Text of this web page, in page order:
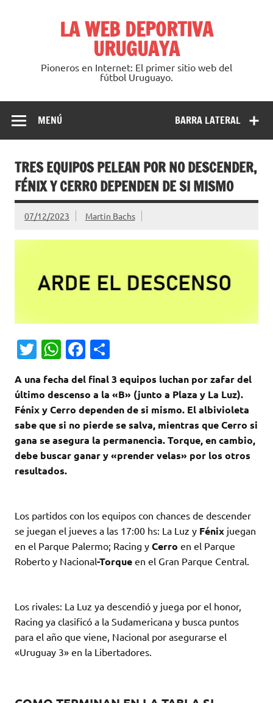
LA WEB DEPORTIVA
URUGUAYA
Pioneros en Internet: El primer sitio web del
fútbol Uruguayo.
BARRA LATERAL
MENÚ
TRES EQUIPOS PELEAN POR NO DESCENDER,
FÉNIX Y CERRO DEPENDEN DE SI MISMO
07/12/2023 Martin Bachs
T
it
te
r
W
at
s
A
p
p
Fa
e
b
o
o
k
m
p
ar
ti
r
A una fecha del final 3 equipos luchan por zafar del
último descenso a la «B» (junto a Plaza y La Luz).
Fénix y Cerro dependen de si mismo. El albivioleta
sabe que si no pierde se salva, mientras que Cerro si
gana se asegura la permanencia. Torque, en cambio,
debe buscar ganar y «prender velas» por los otros
resultados.
Los partidos con los equipos con chances de descender
se juegan el jueves a las 17:00 hs: La Luz y Fénix juegan
en el Parque Palermo; Racing y Cerro en el Parque
Roberto y Nacional-Torque en el Gran Parque Central.
Los rivales: La Luz ya descendió y juega por el honor,
Racing ya clasificó a la Sudamericana y busca puntos
para el año que viene, Nacional por asegurarse el
«Uruguay 3» en la Libertadores.